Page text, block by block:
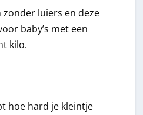
zonder luiers en deze
baby’s met een
kilo.
hoe hard je kleintje